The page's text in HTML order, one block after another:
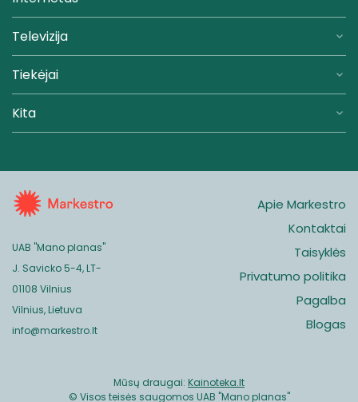
Televizija
Tiekėjai
Kita
Apie Markestro
Kontaktai
Taisyklės
Privatumo politika
Pagalba
Blogas
UAB "Mano planas"
J. Savicko 5-4, LT-
01108 Vilnius
Vilnius, Lietuva
info@markestro.lt
Mūsų draugai: Kainoteka.lt
© Visos teisės saugomos UAB "Mano planas"